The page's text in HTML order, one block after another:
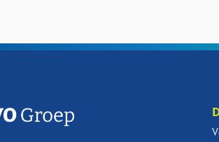
geen Adviseur Bankzaken beschikbaar